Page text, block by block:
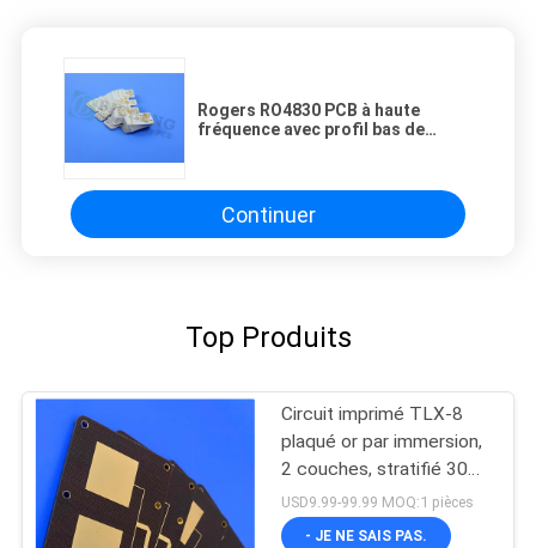
Rogers RO4830 PCB à haute
fréquence avec profil bas de
Continuer
Top Produits
Circuit imprimé TLX-8
plaqué or par immersion,
2 couches, stratifié 30mil
pour circuits RF
USD9.99-99.99 MOQ:1 pièces
- JE NE SAIS PAS.